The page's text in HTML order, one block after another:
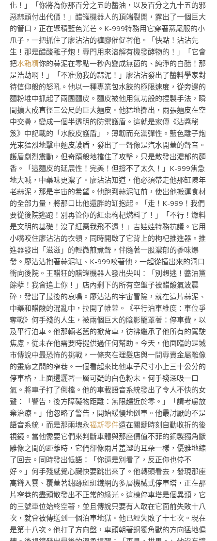
化！」「你將為你那百分之五的醬油，以及百分之九十五的邪
惡蒜頭付出代價！」醋罐機器人的頂端裂開，露出了一個巨大
的管口，正在聚積藍色光芒。K-999特務用它穿著燕尾服的小
爪子，一把抓住了廖沾沾的褲腳催促著他。「快點！沾沾先
生！那是醋酸離子炮！專門用來溶解有機發酵物的！」「它會
把水箱精你的蒜泥在零點一秒內變成無菌的、純淨的白醋！那
是浩劫啊！」「不准動我的蒜泥！」廖沾沾發出了醬料學家對
待信仰般的怒吼。他以一種專業包水餃的極限速度，從旁邊的
麵粉堆中抓起了兩團麵皮。麵皮被他用氣功般的捏製手法，瞬
間擴大成直徑三公尺的巨大麵皮。他猛地擲出，兩張麵皮在空
中交疊，變成一個半透明的防禦護盾。這就是家傳《沾醬秘
笈》中記載的「水餃皮護盾」，薄韌而充滿彈性。藍色離子炮
光束猛烈地擊中麵皮護盾，發出了一聲像是汽水開蓋的聲音。
護盾劇烈震動，但奇蹟般地擋住了攻擊，只是散發出濃郁的麵
香。「這麵皮的延展性！完美！但撐不了太久！」K-999焦急
地大喊，中藥味更濃了。廖沾沾知道，他必須帶走他那缸陳年
老蒜泥，那是宇宙的希望。他跑到蒜泥缸前，使出他搬運食材
的全部力量，將那口比他還胖的缸抱起。「走！K-999！我們
要從後院逃跑！別再管你的紅棗枸杞燃料了！」「不行！燃料
是文明的基礎！沒了紅棗我飛不遠！」吉娃娃特務抗議。它用
小嘴咬住廖沾沾的衣領，同時開啟了它背上的枸杞推進器。推
進器發出「滋滋」的輕微煎煮聲，伴隨著一股濃郁的蔘味爆
發。廖沾沾抱著蒜泥缸、K-999咬著他，一起從撞出來的洞口
衝向後院。王醋狂的醋罐機器人發出尖叫：「別想逃！醬油黨
餘孽！我會追上你！」店內剩下的所有空盤子被醋酸氣波震
碎，發出了最後的哀鳴。廖沾沾的宇宙冒險，就在這片蒜泥、
中藥和醋酸的混亂中，拉開了帷幕。《平行泊車維度：車位爭
奪戰》何手殘的人生，被兩個巨大的陰影籠罩著：停車費，以
及平行泊車。他那輛老舊的掀背車，彷彿繼承了他所有的駕駛
焦慮，從未在他需要時提供過任何幫助。今天，他面臨的是城
市傳說中最恐怖的挑戰，一條夾在理髮店與一間專賣金屬雕像
的畫廊之間的窄巷。一個看起來比他車子尺寸小上三十公分的
停車格，上面還灑著一層可疑的白色粉末。何手殘深吸一口
氣。將車子打了倒檔。他的車載語音系統發出了令人不快的女
聲：「警告，後方障礙物距離：無限趨近於零。」「請考慮放
棄治療。」他忽略了警告，開始緩慢地倒車。他最討厭的不是
語音系統，而是那兩塊永福斯零件遠在關鍵時刻自動收折的後
視鏡。當他需要它們來判斷車體與那座價值不菲的銅製獨角獸
雕像之間的距離時，它們卻像兩片羞澀的耳朵一樣，優雅地縮
了回去。同時發出低語：「你還是別看了，反正你也停不
好。」何手殘感覺心臟快要跳出來了。他轉頭看去，發現那座
高聳入雲、覆蓋著鏽跡斑斑鐵網的多層機械式停車塔，正在那
片窄巷的盡頭散發出不正常的綠光。這棟停車塔是個異類，它
的三號車位始終空著，並且傳說只要有人敢在它面前失敗十八
次，就會被傳送到一個泊車地獄。他已經失敗了十七次。現在
是第十八次。他打了方向盤，車頭朝著銅獨角獸的方向猛地偏